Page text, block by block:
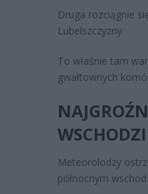
Druga rozciągnie
Lubelszczyzny.
To właśnie tam
gwałtownych
Meteorolodzy
północnym